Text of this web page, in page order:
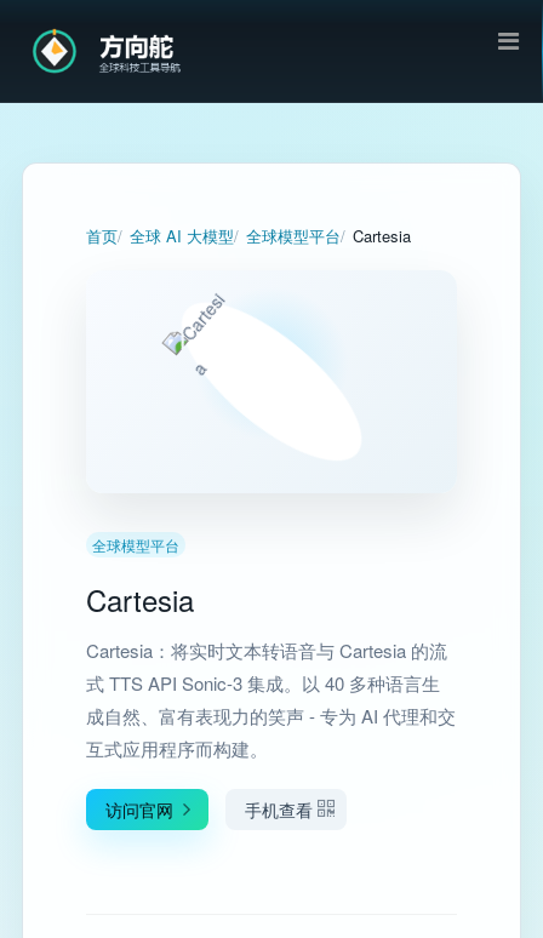
首页 全球 AI 大模型 全球模型平台 Cartesia
全球模型平台
Cartesia
Cartesia：将实时文本转语音与 Cartesia 的流
式 TTS API Sonic-3 集成。以 40 多种语言生
成自然、富有表现力的笑声 - 专为 AI 代理和交
互式应用程序而构建。
访问官网 手机查看